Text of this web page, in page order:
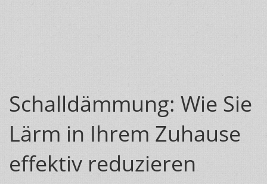
Schalldämmung: Wie Sie
Lärm in Ihrem Zuhause
effektiv reduzieren